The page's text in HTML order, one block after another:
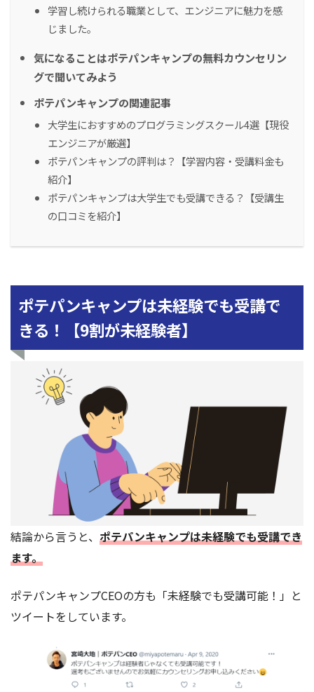
学習し続けられる職業として、エンジニアに魅力を感
じました。
気になることはポテパンキャンプの無料カウンセリン
グで聞いてみよう
ポテパンキャンプの関連記事
大学生におすすめのプログラミングスクール4選【現役
エンジニアが厳選】
ポテパンキャンプの評判は？【学習内容・受講料金も
紹介】
ポテパンキャンプは大学生でも受講できる？【受講生
の口コミを紹介】
ポテパンキャンプは未経験でも受講で
きる！【9割が未経験者】
結論から言うと、 ポテパンキャンプは未経験でも受講でき
ます。
ポテパンキャンプCEOの方も「未経験でも受講可能！」と
ツイートをしています。